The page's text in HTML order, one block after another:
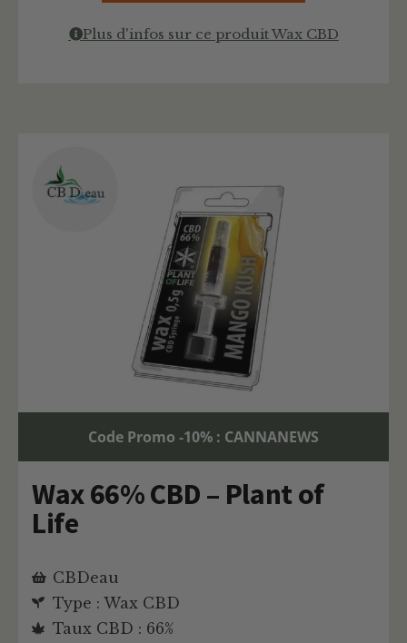
Plus d'infos sur ce produit Wax CBD
Code Promo -10% : CANNANEWS
Wax 66% CBD – Plant of
Life
CBDeau
Type : Wax CBD
Taux CBD : 66%